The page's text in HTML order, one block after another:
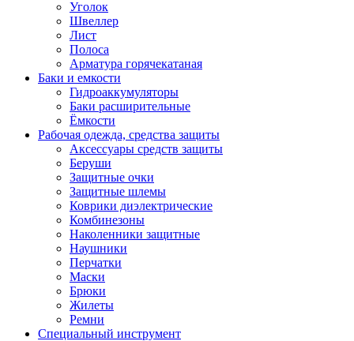
Уголок
Швеллер
Лист
Полоса
Арматура горячекатаная
Баки и емкости
Гидроаккумуляторы
Баки расширительные
Ёмкости
Рабочая одежда, средства защиты
Аксессуары средств защиты
Беруши
Защитные очки
Защитные шлемы
Коврики диэлектрические
Комбинезоны
Наколенники защитные
Наушники
Перчатки
Маски
Брюки
Жилеты
Ремни
Специальный инструмент